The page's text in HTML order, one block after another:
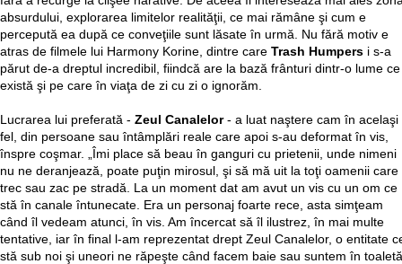
absurdului, explorarea limitelor realităţii, ce mai rămâne şi cum e
percepută ea după ce conveţiile sunt lăsate în urmă. Nu fără motiv e
atras de filmele lui Harmony Korine, dintre care Trash Humpers i s-a
părut de-a dreptul incredibil, fiindcă are la bază frânturi dintr-o lume ce
există şi pe care în viaţa de zi cu zi o ignorăm.
Lucrarea lui preferată - Zeul Canalelor- a luat naştere cam în acelaşi
fel, din persoane sau întâmplări reale care apoi s-au deformat în vis,
înspre coşmar. „Îmi place să beau în ganguri cu prietenii, unde nimeni
nu ne deranjează, poate puţin mirosul, şi să mă uit la toţi oamenii care
trec sau zac pe stradă. La un moment dat am avut un vis cu un om ce
stă în canale întunecate. Era un personaj foarte rece, asta simţeam
când îl vedeam atunci, în vis. Am încercat să îl ilustrez, în mai multe
tentative, iar în final l-am reprezentat drept Zeul Canalelor, o entitate
stă sub noi şi uneori ne răpeşte când facem baie sau suntem în